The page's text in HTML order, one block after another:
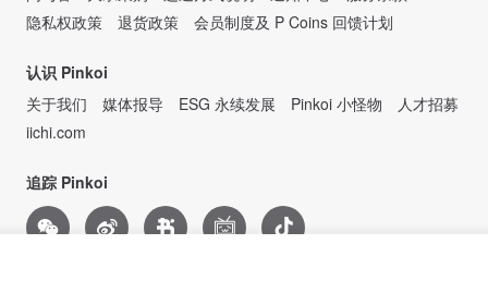
隐私权政策
退货政策 会员制度及 P Coins 回馈计划
认识 Pinkoi
关于我们
媒体报导 ESG 永续发展 Pinkoi 小怪物
人才招募
iichi.com
追踪 Pinkoi